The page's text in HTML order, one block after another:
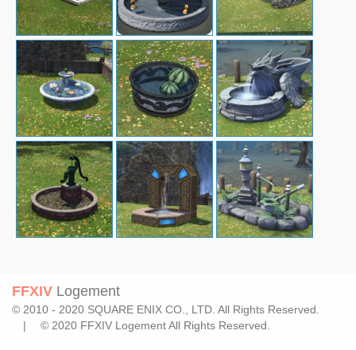
FFXIV Logement
© 2010 - 2020 SQUARE ENIX CO., LTD. All Rights Reserved.
| © 2020 FFXIV Logement All Rights Reserved.